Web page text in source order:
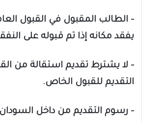
يفقد مكانه إذا تم قبوله على
– لا يشترط تقديم استقالة من
التقديم للقبول الخاص.
– رسوم التقديم من داخل